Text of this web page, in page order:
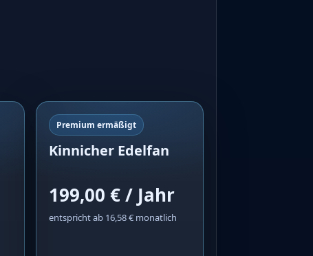
Premium ermäßigt
Kinnicher Edelfan
199,00 € / Jahr
entspricht ab 16,58 € monatlich